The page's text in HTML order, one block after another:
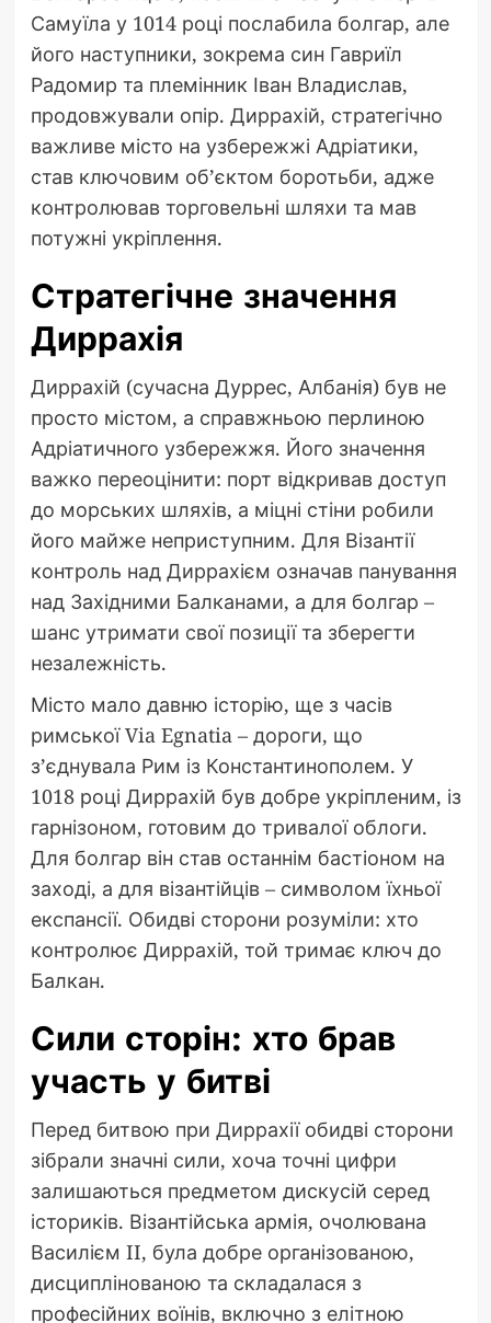
Самуїла у 1014 році послабила болгар, але
його наступники, зокрема син Гавриїл
Радомир та племінник Іван Владислав,
продовжували опір. Диррахій, стратегічно
важливе місто на узбережжі Адріатики,
став ключовим об’єктом боротьби, адже
контролював торговельні шляхи та мав
потужні укріплення.
Стратегічне значення
Диррахія
Диррахій (сучасна Дуррес, Албанія) був не
просто містом, а справжньою перлиною
Адріатичного узбережжя. Його значення
важко переоцінити: порт відкривав доступ
до морських шляхів, а міцні стіни робили
його майже неприступним. Для Візантії
контроль над Диррахієм означав панування
над Західними Балканами, а для болгар –
шанс утримати свої позиції та зберегти
незалежність.
Місто мало давню історію, ще з часів
римської Via Egnatia – дороги, що
з’єднувала Рим із Константинополем. У
1018 році Диррахій був добре укріпленим, із
гарнізоном, готовим до тривалої облоги.
Для болгар він став останнім бастіоном на
заході, а для візантійців – символом їхньої
експансії. Обидві сторони розуміли: хто
контролює Диррахій, той тримає ключ до
Балкан.
Сили сторін: хто брав
участь у битві
Перед битвою при Диррахії обидві сторони
зібрали значні сили, хоча точні цифри
залишаються предметом дискусій серед
істориків. Візантійська армія, очолювана
Василієм II, була добре організованою,
дисциплінованою та складалася з
професійних воїнів, включно з елітною